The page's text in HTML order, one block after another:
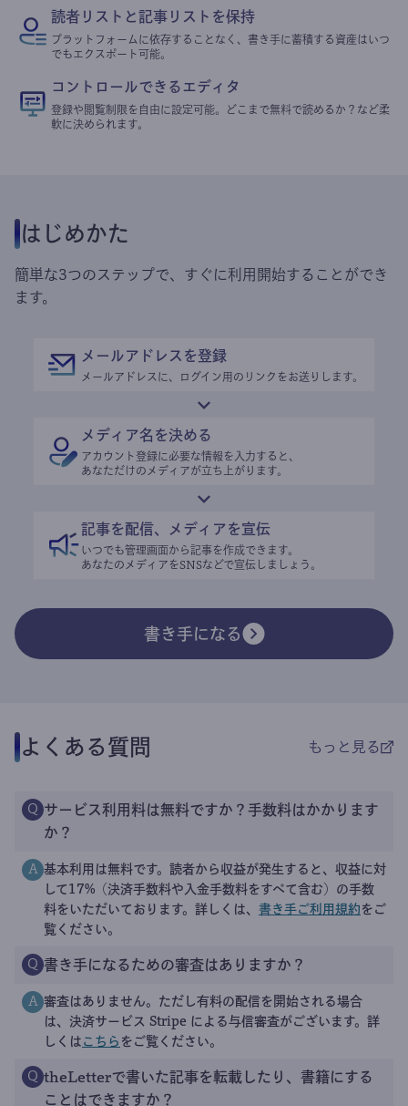
読者リストと記事リストを保持
プラットフォームに依存することなく、書き手に蓄積する資産はいつ
でもエクスポート可能。
コントロールできるエディタ
登録や閲覧制限を自由に設定可能。どこまで無料で読めるか？など柔
軟に決められます。
はじめかた
簡単な3つのステップで、すぐに利用開始することができ
ます。
メールアドレスを登録
メールアドレスに、ログイン用のリンクをお送りします。
メディア名を決める
アカウント登録に必要な情報を入力すると、
あなただけのメディアが立ち上がります。
記事を配信、メディアを宣伝
いつでも管理画面から記事を作成できます。
あなたのメディアをSNSなどで宣伝しましょう。
書き手になる
よくある質問 もっと見る
Q サービス利用料は無料ですか？手数料はかかります
か？
A 基本利用は無料です。読者から収益が発生すると、収益に対
して17%（決済手数料や入金手数料をすべて含む）の手数
料をいただいております。詳しくは、 書き手ご利用規約 をご
覧ください。
Q 書き手になるための審査はありますか？
A 審査はありません。ただし有料の配信を開始される場合
は、決済サービス Stripe による与信審査がございます。詳
しくは こちら をご覧ください。
Q theLetterで書いた記事を転載したり、書籍にする
ことはできますか？